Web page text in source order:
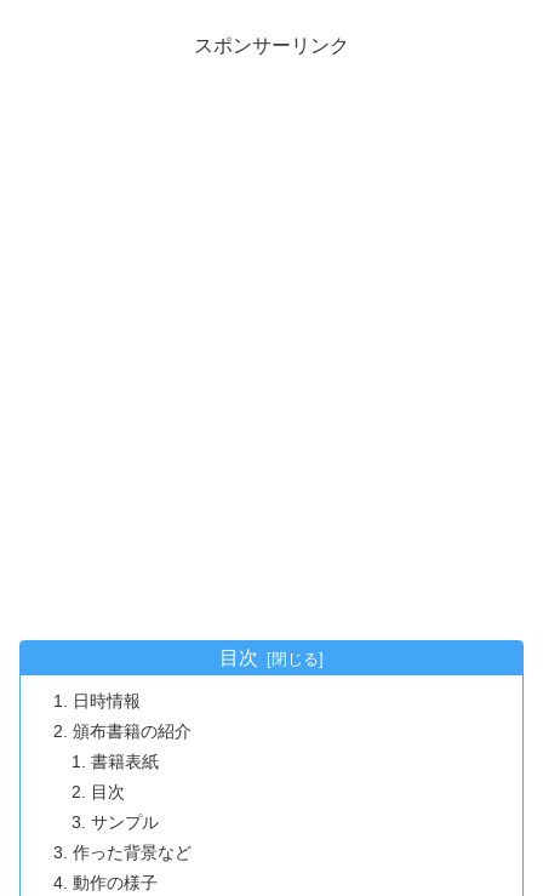
スポンサーリンク
目次
日時情報
頒布書籍の紹介
書籍表紙
目次
サンプル
作った背景など
動作の様子